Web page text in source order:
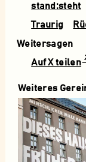
stand:steht
Traurig
Weitersagen
Auf X teilen
Weiteres